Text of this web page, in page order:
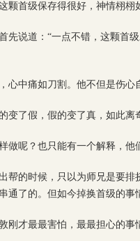
颗首级保存得很好，神情栩
先说道：“一点不错，这颗首
心中痛如刀割。他不但是伤
变了假，假的变了真，如此
做呢？也只能有一个解释，
帮的时候，只以为师兄是要
通了的。但如今掉换首级的
刚才最最害怕，最最担心的事